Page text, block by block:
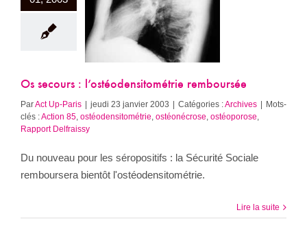
Os secours : l’ostéodensitométrie remboursée
ParAct Up-Paris | jeudi 23 janvier 2003 | Catégories :Archives | Mots-
clés :Action 85 ostéodensitométrie ostéonécrose ostéoporose
Rapport Delfraissy
Du nouveau pour les séropositifs : la Sécurité Sociale
remboursera bientôt l'ostéodensitométrie.
Lire la suite